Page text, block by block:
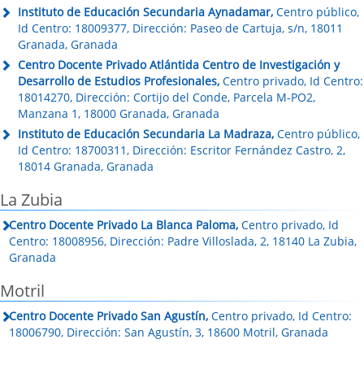
Instituto de Educación Secundaria Aynadamar, Centro público,
Id Centro: 18009377, Dirección: Paseo de Cartuja, s/n, 18011
Granada, Granada
Centro Docente Privado Atlántida Centro de Investigación y
Desarrollo de Estudios Profesionales, Centro privado, Id Centro:
18014270, Dirección: Cortijo del Conde, Parcela M-PO2,
Manzana 1, 18000 Granada, Granada
Instituto de Educación Secundaria La Madraza, Centro público,
Id Centro: 18700311, Dirección: Escritor Fernández Castro, 2,
18014 Granada, Granada
La Zubia
Centro Docente Privado La Blanca Paloma, Centro privado, Id
Centro: 18008956, Dirección: Padre Villoslada, 2, 18140 La Zubia,
Granada
Motril
Centro Docente Privado San Agustín, Centro privado, Id Centro:
18006790, Dirección: San Agustín, 3, 18600 Motril, Granada